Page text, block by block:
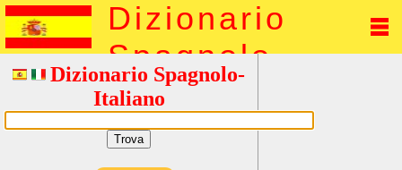
Dizionario
Spagnolo
Dizionario Spagnolo-
Italiano